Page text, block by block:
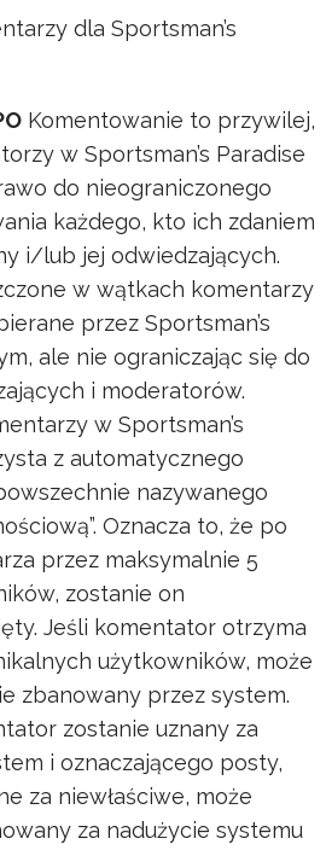
dla Sportsman’s
Komentowanie to przywilej,
w Sportsman’s Paradise
do nieograniczonego
każdego, kto ich zdaniem
i/lub jej odwiedzających.
w wątkach komentarzy
przez Sportsman’s
ale nie ograniczając się do
i moderatorów.
w Sportsman’s
z automatycznego
nazywanego
Oznacza to, że po
przez maksymalnie 5
zostanie on
Jeśli komentator otrzyma
użytkowników, może
zbanowany przez system.
zostanie uznany za
i oznaczającego posty,
za niewłaściwe, może
za nadużycie systemu